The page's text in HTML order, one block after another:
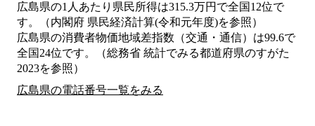
広島県の1人あたり県民所得は315.3万円で全国12位で
す。（内閣府 県民経済計算(令和元年度)を参照）
広島県の消費者物価地域差指数（交通・通信）は99.6で
全国24位です。（総務省 統計でみる都道府県のすがた
2023を参照）
広島県の電話番号一覧をみる